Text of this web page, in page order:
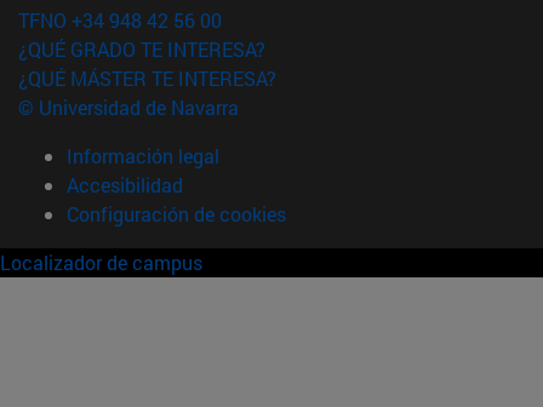
TFNO +34 948 42 56 00
¿QUÉ GRADO TE INTERESA?
¿QUÉ MÁSTER TE INTERESA?
© Universidad de Navarra
Información legal
Accesibilidad
Configuración de cookies
Localizador de campus